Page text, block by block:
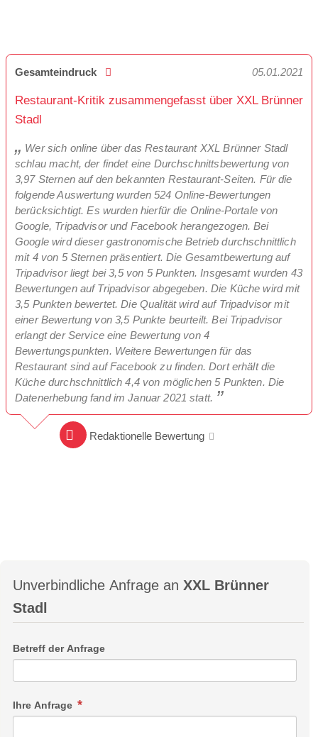
Gesamteindruck 05.01.2021
Restaurant-Kritik zusammengefasst über XXL Brünner
Stadl
Wer sich online über das Restaurant XXL Brünner Stadl
schlau macht, der findet eine Durchschnittsbewertung von
3,97 Sternen auf den bekannten Restaurant-Seiten. Für die
folgende Auswertung wurden 524 Online-Bewertungen
berücksichtigt. Es wurden hierfür die Online-Portale von
Google, Tripadvisor und Facebook herangezogen. Bei
Google wird dieser gastronomische Betrieb durchschnittlich
mit 4 von 5 Sternen präsentiert. Die Gesamtbewertung auf
Tripadvisor liegt bei 3,5 von 5 Punkten. Insgesamt wurden 43
Bewertungen auf Tripadvisor abgegeben. Die Küche wird mit
3,5 Punkten bewertet. Die Qualität wird auf Tripadvisor mit
einer Bewertung von 3,5 Punkte beurteilt. Bei Tripadvisor
erlangt der Service eine Bewertung von 4
Bewertungspunkten. Weitere Bewertungen für das
Restaurant sind auf Facebook zu finden. Dort erhält die
Küche durchschnittlich 4,4 von möglichen 5 Punkten. Die
Datenerhebung fand im Januar 2021 statt.
Redaktionelle Bewertung
Unverbindliche Anfrage an XXL Brünner
Stadl
Betreff der Anfrage
Ihre Anfrage